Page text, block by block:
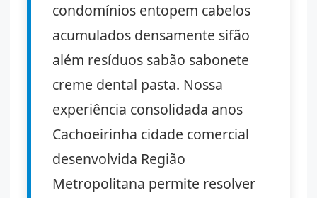
condomínios entopem cabelos
acumulados densamente sifão
além resíduos sabão sabonete
creme dental pasta. Nossa
experiência consolidada anos
Cachoeirinha cidade comercial
desenvolvida Região
Metropolitana permite resolver